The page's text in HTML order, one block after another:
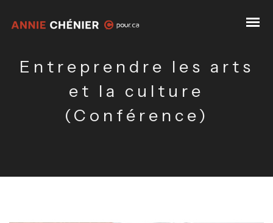
Entreprendre les arts
et la culture
(Conférence)